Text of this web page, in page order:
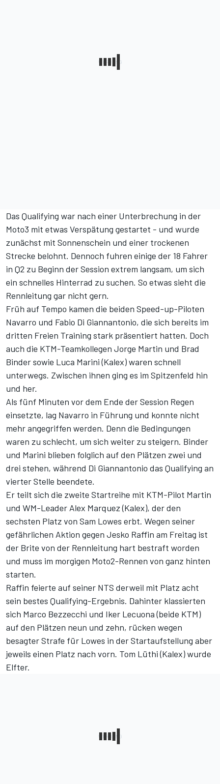
Das Qualifying war nach einer Unterbrechung in der
Moto3 mit etwas Verspätung gestartet - und wurde
zunächst mit Sonnenschein und einer trockenen
Strecke belohnt. Dennoch fuhren einige der 18 Fahrer
in Q2 zu Beginn der Session extrem langsam, um sich
ein schnelles Hinterrad zu suchen. So etwas sieht die
Rennleitung gar nicht gern.
Früh auf Tempo kamen die beiden Speed-up-Piloten
Navarro und Fabio Di Giannantonio, die sich bereits im
dritten Freien Training stark präsentiert hatten. Doch
auch die KTM-Teamkollegen Jorge Martin und Brad
Binder sowie Luca Marini (Kalex) waren schnell
unterwegs. Zwischen ihnen ging es im Spitzenfeld hin
und her.
Als fünf Minuten vor dem Ende der Session Regen
einsetzte, lag Navarro in Führung und konnte nicht
mehr angegriffen werden. Denn die Bedingungen
waren zu schlecht, um sich weiter zu steigern. Binder
und Marini blieben folglich auf den Plätzen zwei und
drei stehen, während Di Giannantonio das Qualifying an
vierter Stelle beendete.
Er teilt sich die zweite Startreihe mit KTM-Pilot Martin
und WM-Leader Alex Marquez (Kalex), der den
sechsten Platz von Sam Lowes erbt. Wegen seiner
gefährlichen Aktion gegen Jesko Raffin am Freitag ist
der Brite von der Rennleitung hart bestraft worden
und muss im morgigen Moto2-Rennen von ganz hinten
starten.
Raffin feierte auf seiner NTS derweil mit Platz acht
sein bestes Qualifying-Ergebnis. Dahinter klassierten
sich Marco Bezzecchi und Iker Lecuona (beide KTM)
auf den Plätzen neun und zehn, rücken wegen
besagter Strafe für Lowes in der Startaufstellung aber
jeweils einen Platz nach vorn. Tom Lüthi (Kalex) wurde
Elfter.